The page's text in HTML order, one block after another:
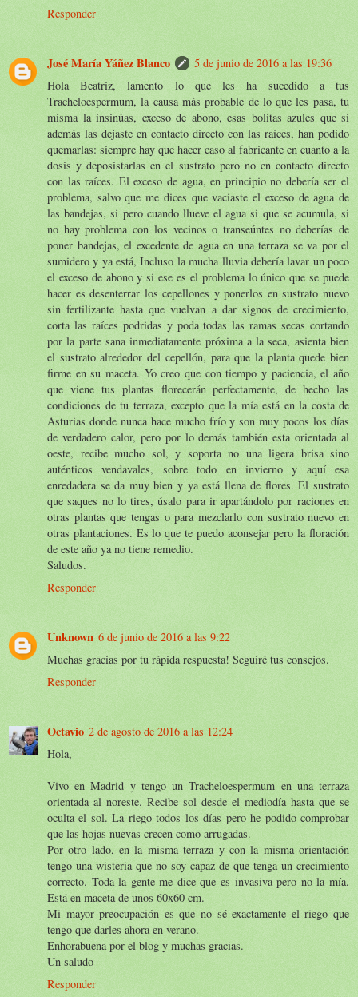
Responder
José María Yáñez Blanco
5 de junio de 2016 a las 19:36
Hola Beatriz, lamento lo que les ha sucedido a tus
Tracheloespermum, la causa más probable de lo que les pasa, tu
misma la insinúas, exceso de abono, esas bolitas azules que si
además las dejaste en contacto directo con las raíces, han podido
quemarlas: siempre hay que hacer caso al fabricante en cuanto a la
dosis y deposistarlas en el sustrato pero no en contacto directo
con las raíces. El exceso de agua, en principio no debería ser el
problema, salvo que me dices que vaciaste el exceso de agua de
las bandejas, si pero cuando llueve el agua si que se acumula, si
no hay problema con los vecinos o transeúntes no deberías de
poner bandejas, el excedente de agua en una terraza se va por el
sumidero y ya está, Incluso la mucha lluvia debería lavar un poco
el exceso de abono y si ese es el problema lo único que se puede
hacer es desenterrar los cepellones y ponerlos en sustrato nuevo
sin fertilizante hasta que vuelvan a dar signos de crecimiento,
corta las raíces podridas y poda todas las ramas secas cortando
por la parte sana inmediatamente próxima a la seca, asienta bien
el sustrato alrededor del cepellón, para que la planta quede bien
firme en su maceta. Yo creo que con tiempo y paciencia, el año
que viene tus plantas florecerán perfectamente, de hecho las
condiciones de tu terraza, excepto que la mía está en la costa de
Asturias donde nunca hace mucho frío y son muy pocos los días
de verdadero calor, pero por lo demás también esta orientada al
oeste, recibe mucho sol, y soporta no una ligera brisa sino
auténticos vendavales, sobre todo en invierno y aquí esa
enredadera se da muy bien y ya está llena de flores. El sustrato
que saques no lo tires, úsalo para ir apartándolo por raciones en
otras plantas que tengas o para mezclarlo con sustrato nuevo en
otras plantaciones. Es lo que te puedo aconsejar pero la floración
de este año ya no tiene remedio.
Saludos.
Responder
Unknown 6 de junio de 2016 a las 9:22
Muchas gracias por tu rápida respuesta! Seguiré tus consejos.
Responder
Octavio 2 de agosto de 2016 a las 12:24
Hola,
Vivo en Madrid y tengo un Tracheloespermum en una terraza
orientada al noreste. Recibe sol desde el mediodía hasta que se
oculta el sol. La riego todos los días pero he podido comprobar
que las hojas nuevas crecen como arrugadas.
Por otro lado, en la misma terraza y con la misma orientación
tengo una wisteria que no soy capaz de que tenga un crecimiento
correcto. Toda la gente me dice que es invasiva pero no la mía.
Está en maceta de unos 60x60 cm.
Mi mayor preocupación es que no sé exactamente el riego que
tengo que darles ahora en verano.
Enhorabuena por el blog y muchas gracias.
Un saludo
Responder